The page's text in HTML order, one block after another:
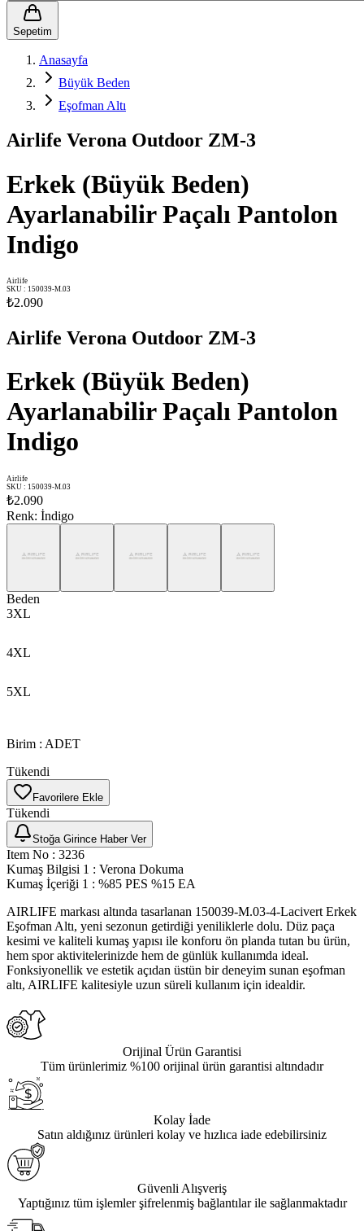
Sepetim
Anasayfa
Büyük Beden
Eşofman Altı
Airlife Verona Outdoor ZM-3
Erkek (Büyük Beden)
Ayarlanabilir Paçalı Pantolon
Indigo
Airlife
SKU : 150039-M.03
₺2.090
Airlife Verona Outdoor ZM-3
Erkek (Büyük Beden)
Ayarlanabilir Paçalı Pantolon
Indigo
Airlife
SKU : 150039-M.03
₺2.090
Renk: İndigo
Beden
3XL
4XL
5XL
Birim : ADET
Tükendi
Favorilere Ekle
Tükendi
Stoğa Girince Haber Ver
Item No : 3236
Kumaş Bilgisi 1 : Verona Dokuma
Kumaş İçeriği 1 : %85 PES %15 EA
AIRLIFE markası altında tasarlanan 150039-M.03-4-Lacivert Erkek
Eşofman Altı, yeni sezonun getirdiği yeniliklerle dolu. Düz paça
kesimi ve kaliteli kumaş yapısı ile konforu ön planda tutan bu ürün,
hem spor aktivitelerinizde hem de günlük kullanımda ideal.
Fonksiyonellik ve estetik açıdan üstün bir deneyim sunan eşofman
altı, AIRLIFE kalitesiyle uzun süreli kullanım için idealdir.
Orijinal Ürün Garantisi
Tüm ürünlerimiz %100 orijinal ürün garantisi altındadır
Kolay İade
Satın aldığınız ürünleri kolay ve hızlıca iade edebilirsiniz
Güvenli Alışveriş
Yaptığınız tüm işlemler şifrelenmiş bağlantılar ile sağlanmaktadır